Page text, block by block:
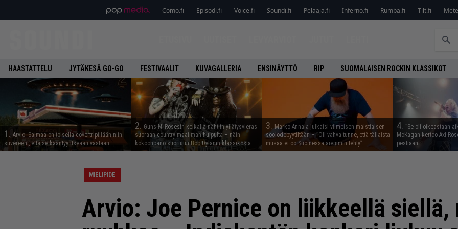
Como.fi Episodi.fi Voice.fi Soundi.fi Pelaaja.fi Inferno.fi Rumba.fi Tilt.fi
HAASTATTELU JYTÄKESÄ GO-GO FESTIVAALIT KUVAGALLERIA ENSINÄYTTÖ RIP SUOMALAISEN ROCKIN KLASSIKOT
1. Arvio: Saimaa on toisella covertripillään niin
suvereeni, että se kääntyy itseään vastaan
2. Guns N’ Rosesin keikalla nähtiin yllätysvieras
suoraan country-maailman huipulta – näin
kokoonpano suoriutui Bob Dylanin klassikosta
3. Marko Annala julkaisi viimeisen maistiaisen
soolodebyytiltään – ”Oli vahva tunne, että tällaista
musaa ei oo Suomessa aiemmin tehty”
4. ”Se oli oikeastaan
McKagan kertoo Axl
pestiään
MIELIPIDE
Arvio: Joe Pernice on liikkeellä siellä,